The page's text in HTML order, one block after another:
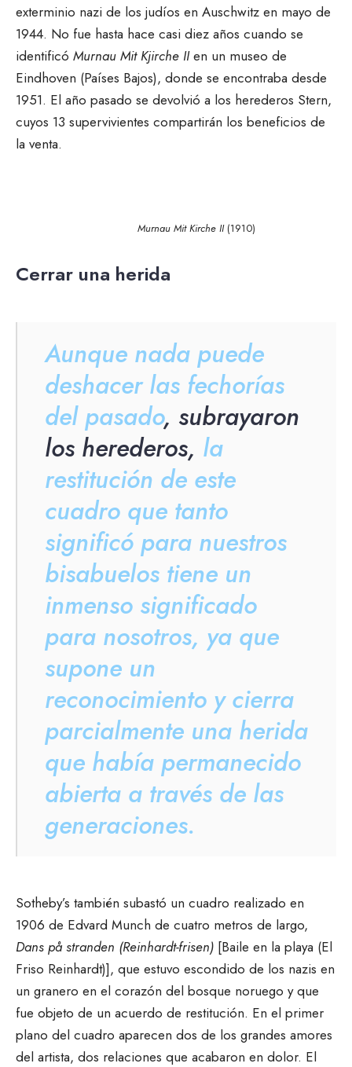
exterminio nazi de los judíos en Auschwitz en mayo de
1944. No fue hasta hace casi diez años cuando se
identificó Murnau Mit Kjirche IIen un museo de
Eindhoven (Países Bajos), donde se encontraba desde
1951. El año pasado se devolvió a los herederos Stern,
cuyos 13 supervivientes compartirán los beneficios de
la venta.
Murnau Mit Kirche II(1910)
Cerrar una herida
Aunque nada puede
deshacer las fechorías
del pasado, subrayaron
los herederos, la
restitución de este
cuadro que tanto
significó para nuestros
bisabuelos tiene un
inmenso significado
para nosotros, ya que
supone un
reconocimiento y cierra
parcialmente una herida
que había permanecido
abierta a través de las
generaciones.
Sotheby’s también subastó un cuadro realizado en
1906 de Edvard Munch de cuatro metros de largo,
Dans på stranden (Reinhardt-frisen) [Baile en la playa (El
Friso Reinhardt)], que estuvo escondido de los nazis en
un granero en el corazón del bosque noruego y que
fue objeto de un acuerdo de restitución. En el primer
plano del cuadro aparecen dos de los grandes amores
del artista, dos relaciones que acabaron en dolor. El